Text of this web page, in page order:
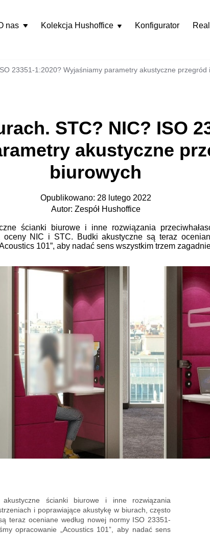
nas Kolekcja HushofficeRozwiń
Konfigurator
23351-1:2020? Wyjaśniamy parametry akustyczne przegród
STC? NIC? ISO
akustyczne
biurowych
Opublikowano: 28 lutego 2022
Autor: Zespół Hushoffice
ścianki biurowe i inne rozwiązania
NIC i STC. Budki akustyczne są teraz
101”, aby nadać sens wszystkim trzem
ścianki biurowe i inne rozwiązania
i poprawiające akustykę w biurach, często
teraz oceniane według nowej normy ISO 23351-
opracowanie „Acoustics 101”, aby nadać sens